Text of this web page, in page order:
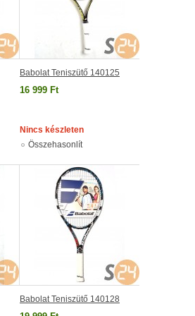
Babolat Teniszütő 140125
16 999 Ft
Nincs készleten
Összehasonlít
Babolat Teniszütő 140128